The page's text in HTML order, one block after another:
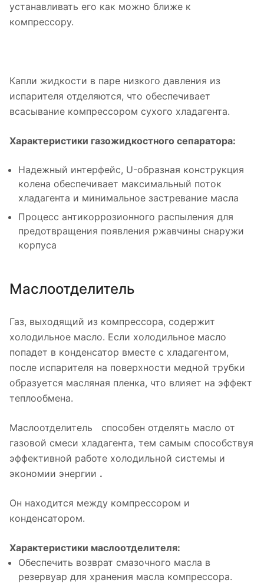
устанавливать его как можно ближе к
компрессору.
Капли жидкости в паре низкого давления из
испарителя отделяются, что обеспечивает
всасывание компрессором сухого хладагента.
Характеристики газожидкостного сепаратора:
Надежный интерфейс, U-образная конструкция
колена обеспечивает максимальный поток
хладагента и минимальное застревание масла
Процесс антикоррозионного распыления для
предотвращения появления ржавчины снаружи
корпуса
Маслоотделитель
Газ, выходящий из компрессора, содержит
холодильное масло. Если холодильное масло
попадет в конденсатор вместе с хладагентом,
после испарителя на поверхности медной трубки
образуется масляная пленка, что влияет на эффект
теплообмена.
Маслоотделитель способен отделять масло от
газовой смеси хладагента, тем самым способствуя
эффективной работе холодильной системы и
экономии энергии .
Он находится между компрессором и
конденсатором.
Характеристики маслоотделителя:
Обеспечить возврат смазочного масла в
резервуар для хранения масла компрессора.